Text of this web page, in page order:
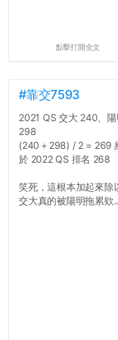
點擊打開全文
#靠交7593
2021 QS 交大 240、陽
298
(240＋298) / 2 = 269
於 2022 QS 排名 268
笑死，這根本加起來除
交大真的被陽明拖累欸